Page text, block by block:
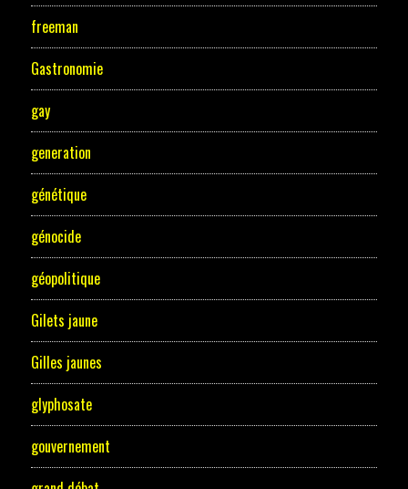
freeman
Gastronomie
gay
generation
génétique
génocide
géopolitique
Gilets jaune
Gilles jaunes
glyphosate
gouvernement